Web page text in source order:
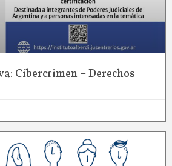
Cibercrimen – Derechos